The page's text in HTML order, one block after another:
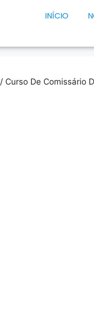
INÍCIO
/ Curso De Comissário